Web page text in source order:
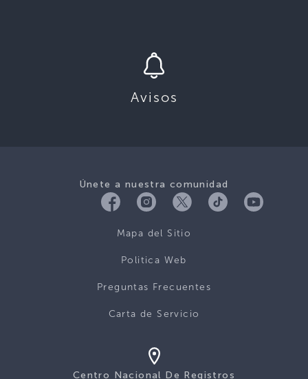
Avisos
Únete a nuestra comunidad
Mapa del Sitio
Politica Web
Preguntas Frecuentes
Carta de Servicio
Centro Nacional De Registros